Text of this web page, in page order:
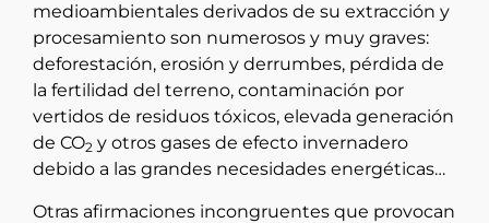
medioambientales derivados de su extracción y
procesamiento son numerosos y muy graves:
deforestación, erosión y derrumbes, pérdida de
la fertilidad del terreno, contaminación por
vertidos de residuos tóxicos, elevada generación
de CO2 y otros gases de efecto invernadero
debido a las grandes necesidades energéticas…
Otras afirmaciones incongruentes que provocan